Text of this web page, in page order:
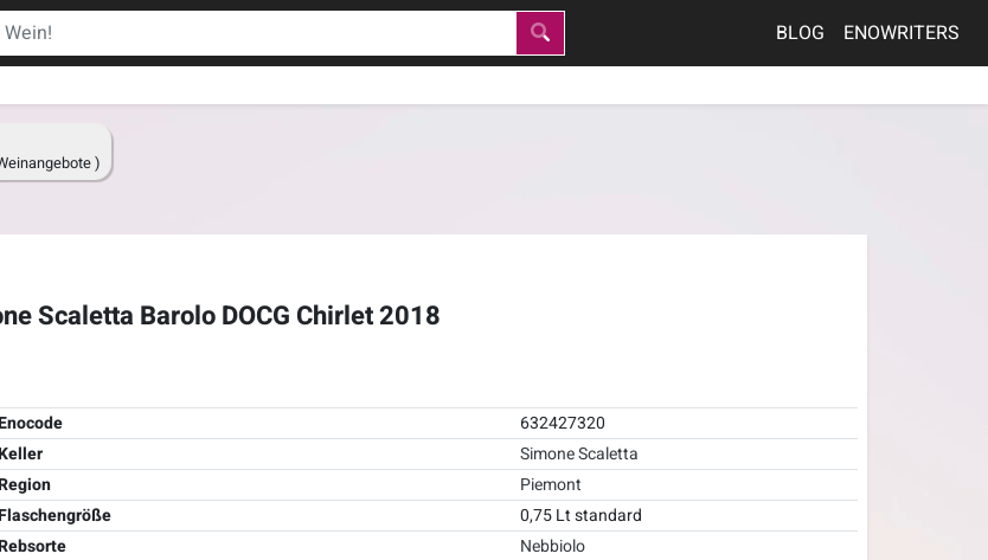
BLOG ENOWRITERS
)
Scaletta Barolo DOCG Chirlet 2018
632427320
Simone Scaletta
Piemont
0,75 Lt standard
Nebbiolo